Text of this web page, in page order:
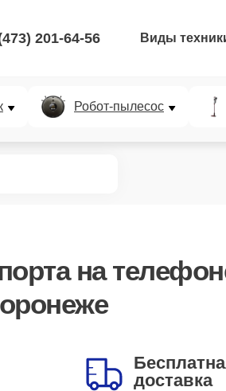
201-64-56 Виды
Робот-пылесос
на
доставка